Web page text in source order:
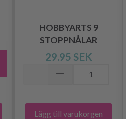
HOBBYARTS 9
STOPPNÅLAR
29.95 SEK
Lägg till varukorgen